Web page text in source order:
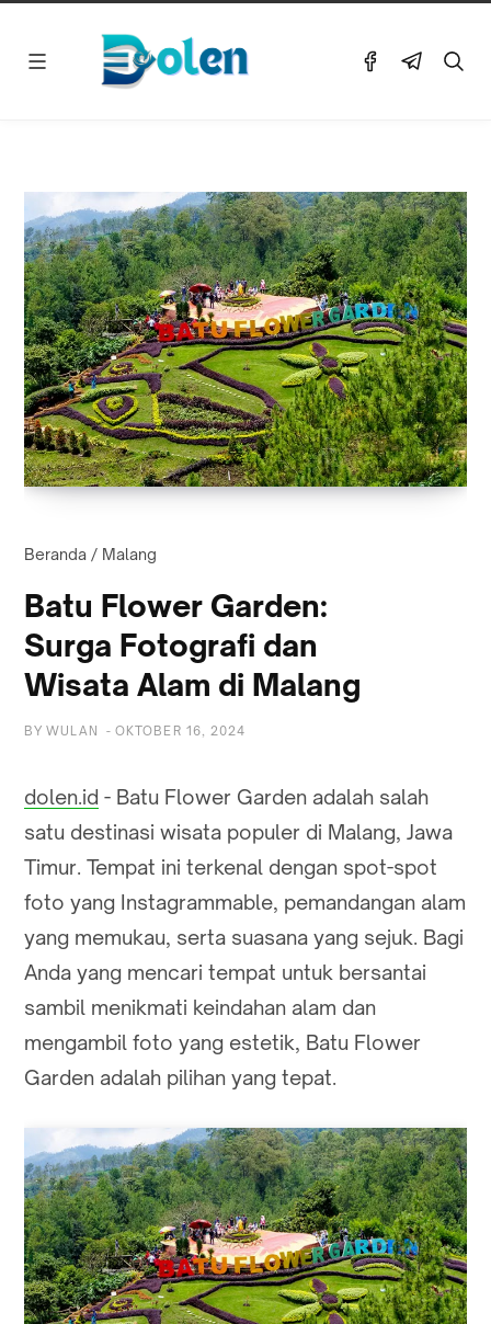
Beranda / Malang
Batu Flower Garden:
Surga Fotografi dan
Wisata Alam di Malang
BY WULAN - OKTOBER 16, 2024
dolen.id - Batu Flower Garden adalah salah
satu destinasi wisata populer di Malang, Jawa
Timur. Tempat ini terkenal dengan spot-spot
foto yang Instagrammable, pemandangan alam
yang memukau, serta suasana yang sejuk. Bagi
Anda yang mencari tempat untuk bersantai
sambil menikmati keindahan alam dan
mengambil foto yang estetik, Batu Flower
Garden adalah pilihan yang tepat.